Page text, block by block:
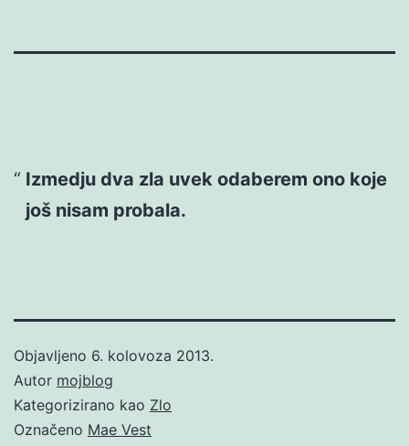
Izmedju dva zla uvek odaberem ono koje
još nisam probala.
Objavljeno 6. kolovoza 2013.
Autor mojblog
Kategorizirano kao Zlo
Označeno Mae Vest